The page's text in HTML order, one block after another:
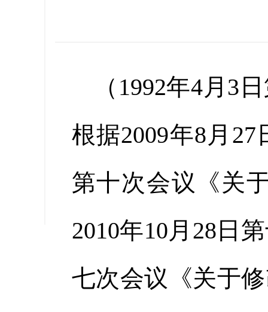
（1992年4月3
根据2009年8月
第十次会议《关
2010年10月28日
七次会议《关于